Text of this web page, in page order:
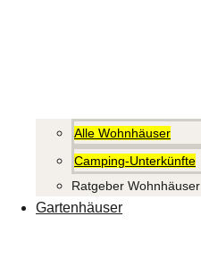
Alle Wohnhäuser
Camping-Unterkünfte
Ratgeber Wohnhäuser
Gartenhäuser